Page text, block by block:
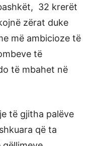
32 krerët
zërat duke
më ambicioze të
të
të mbahet në
të gjitha palëve
që ta